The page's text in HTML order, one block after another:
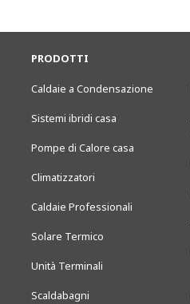
PRODOTTI
Caldaie a Condensazione
Sistemi ibridi casa
Pompe di Calore casa
Climatizzatori
Caldaie Professionali
Solare Termico
Unità Terminali
Scaldabagni